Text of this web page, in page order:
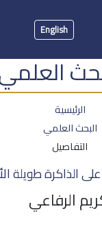
English
الرئيسية
البحث العلمي
التفاصيل
الذاكرة طويلة
الرفاعي